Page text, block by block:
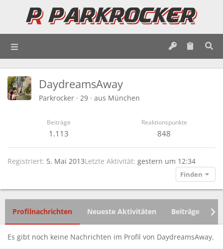
DaydreamsAway
Parkrocker · 29 · aus München
Beiträge
1.113
Reaktionspunkte
848
Registriert 5. Mai 2013Letzte Aktivität gestern um 12:34
Finden
Profilnachrichten Neueste Aktivitäten Beiträge
Es gibt noch keine Nachrichten im Profil von DaydreamsAway.